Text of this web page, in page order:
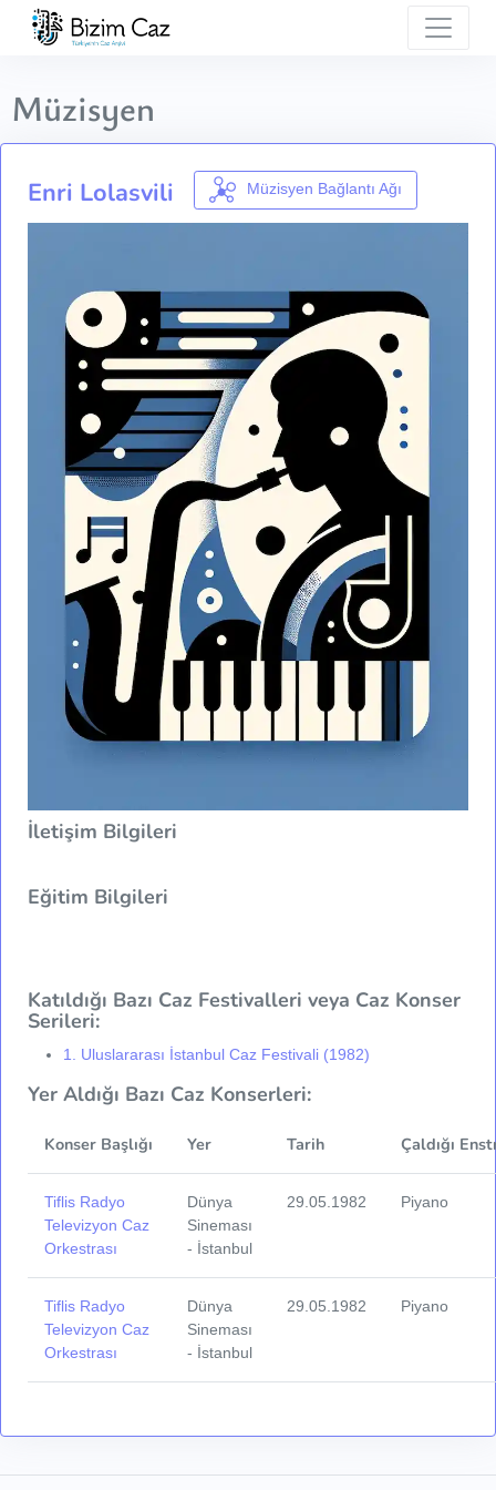
Müzisyen
Enri Lolasvili Müzisyen Bağlantı Ağı
İletişim Bilgileri
Eğitim Bilgileri
Katıldığı Bazı Caz Festivalleri veya Caz Konser
Serileri:
1. Uluslararası İstanbul Caz Festivali (1982)
Yer Aldığı Bazı Caz Konserleri:
Konser Başlığı Yer Tarih Çaldığı
Tiflis Radyo
Televizyon Caz
Orkestrası
Dünya
Sineması
- İstanbul
29.05.1982 Piyano
Tiflis Radyo
Televizyon Caz
Orkestrası
Dünya
Sineması
- İstanbul
29.05.1982 Piyano